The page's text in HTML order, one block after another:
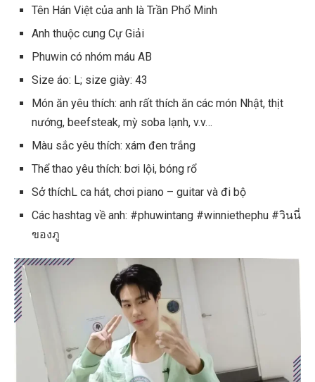
Tên Hán Việt của anh là Trần Phổ Minh
Anh thuộc cung Cự Giải
Phuwin có nhóm máu AB
Size áo: L; size giày: 43
Món ăn yêu thích: anh rất thích ăn các món Nhật, thịt
nướng, beefsteak, mỳ soba lạnh, v.v…
Màu sắc yêu thích: xám đen trắng
Thể thao yêu thích: bơi lội, bóng rổ
Sở thíchL ca hát, chơi piano – guitar và đi bộ
Các hashtag về anh: #phuwintang #winniethephu #วินนี่
ของภู